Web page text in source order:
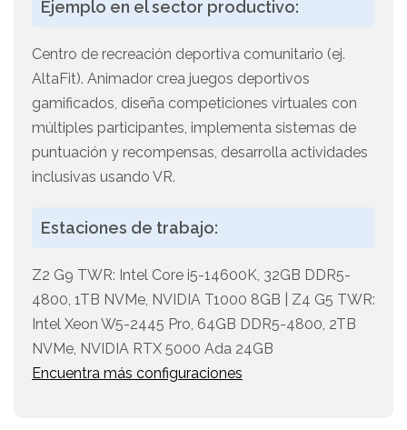
Ejemplo en el sector productivo:
Centro de recreación deportiva comunitario (ej.
AltaFit). Animador crea juegos deportivos
gamificados, diseña competiciones virtuales con
múltiples participantes, implementa sistemas de
puntuación y recompensas, desarrolla actividades
inclusivas usando VR.
Estaciones de trabajo:
Z2 G9 TWR: Intel Core i5-14600K, 32GB DDR5-
4800, 1TB NVMe, NVIDIA T1000 8GB | Z4 G5 TWR:
Intel Xeon W5-2445 Pro, 64GB DDR5-4800, 2TB
NVMe, NVIDIA RTX 5000 Ada 24GB
Encuentra más configuraciones